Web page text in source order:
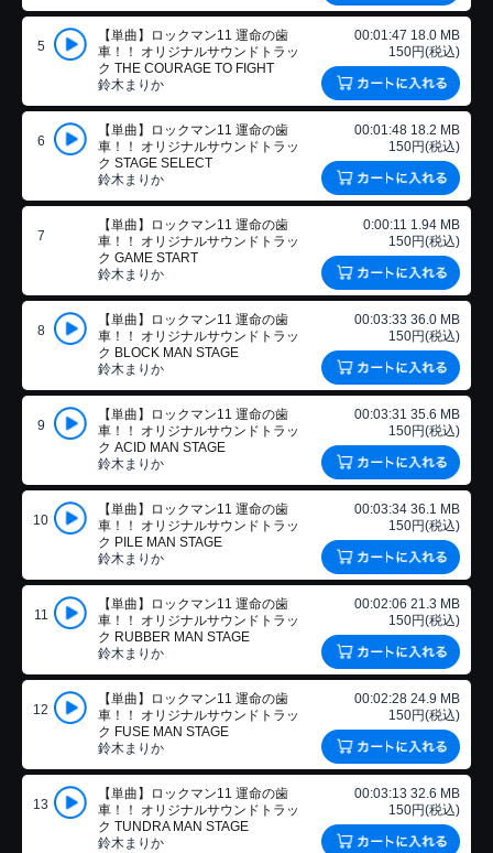
5
【単曲】ロックマン11 運命の歯
車！！ オリジナルサウンドトラッ
ク THE COURAGE TO FIGHT
鈴木まりか
00:01:47 18.0 MB
150円(税込)
6
【単曲】ロックマン11 運命の歯
車！！ オリジナルサウンドトラッ
ク STAGE SELECT
鈴木まりか
00:01:48 18.2 MB
150円(税込)
7
【単曲】ロックマン11 運命の歯
車！！ オリジナルサウンドトラッ
ク GAME START
鈴木まりか
0:00:11 1.94 MB
150円(税込)
8
【単曲】ロックマン11 運命の歯
車！！ オリジナルサウンドトラッ
ク BLOCK MAN STAGE
鈴木まりか
00:03:33 36.0 MB
150円(税込)
9
【単曲】ロックマン11 運命の歯
車！！ オリジナルサウンドトラッ
ク ACID MAN STAGE
鈴木まりか
00:03:31 35.6 MB
150円(税込)
10
【単曲】ロックマン11 運命の歯
車！！ オリジナルサウンドトラッ
ク PILE MAN STAGE
鈴木まりか
00:03:34 36.1 MB
150円(税込)
11
【単曲】ロックマン11 運命の歯
車！！ オリジナルサウンドトラッ
ク RUBBER MAN STAGE
鈴木まりか
00:02:06 21.3 MB
150円(税込)
12
【単曲】ロックマン11 運命の歯
車！！ オリジナルサウンドトラッ
ク FUSE MAN STAGE
鈴木まりか
00:02:28 24.9 MB
150円(税込)
13
【単曲】ロックマン11 運命の歯
車！！ オリジナルサウンドトラッ
ク TUNDRA MAN STAGE
鈴木まりか
00:03:13 32.6 MB
150円(税込)